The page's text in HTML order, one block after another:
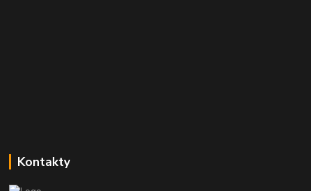
Kontakty